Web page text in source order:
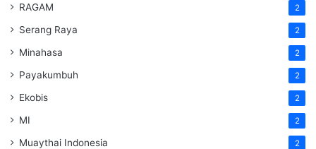
RAGAM 2
Serang Raya 2
Minahasa 2
Payakumbuh 2
Ekobis 2
MI 2
Muaythai Indonesia 2